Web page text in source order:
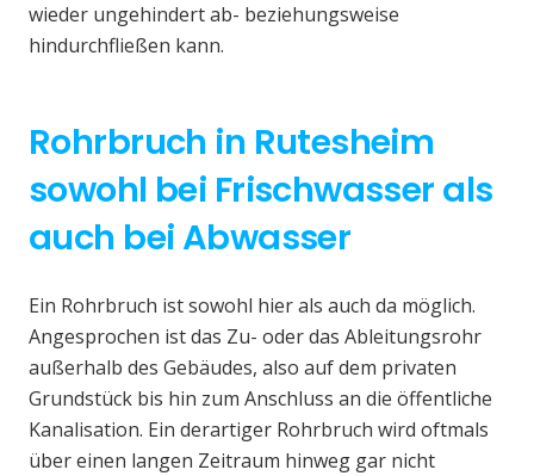
wieder ungehindert ab- beziehungsweise
hindurchfließen kann.
Rohrbruch in Rutesheim
sowohl bei Frischwasser als
auch bei Abwasser
Ein Rohrbruch ist sowohl hier als auch da möglich.
Angesprochen ist das Zu- oder das Ableitungsrohr
außerhalb des Gebäudes, also auf dem privaten
Grundstück bis hin zum Anschluss an die öffentliche
Kanalisation. Ein derartiger Rohrbruch wird oftmals
über einen langen Zeitraum hinweg gar nicht